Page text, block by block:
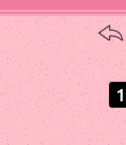
BRIOCHE
VIANDE
DE
BOEUF
VIANDE
DE
1